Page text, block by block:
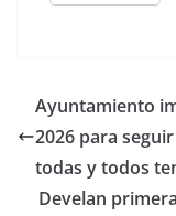
Ayuntamiento
2026 para
todas y todos
Develan